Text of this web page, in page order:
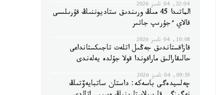
22:04, 04 تامىز 2026
الماتىدا 45 مىڭ ورىندىق ستاديوننىڭ قۇرىلىسى
قالاي ءجۇرىپ جاتىر
10:08, 04 تامىز 2026
قازاقستاندىق جەڭىل اتلەت تاجىكستانداعى
حالىقارالىق مارافوندا قولا جۇلدە يەلەندى
09:55, 04 تامىز 2026
چەلسيدەگى باسەكە: داستان ساتبايەۆتىڭ